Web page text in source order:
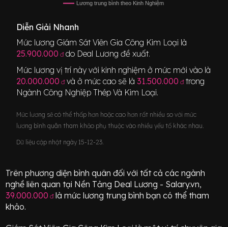
Lương trung bình theo Kinh Nghiệm
Diễn Giải Nhanh
Mức lương Giám Sát Viên Gia Công Kim Loại là
25.900.000 đdo Deal Lương đề xuất.
Mức lương vị trí này với kinh nghiệm ở mức mới vào là
20.000.000 đ và ở mức cao sẽ là31.500.000 đ trong
Ngành Công Nghiệp Thép Và Kim Loại.
Mức lương sẽ có thể thấp hơn hoặc cao hơn rất nhiều so với mức
lương bình quân tham khảo phụ thuộc vào nhiều yếu tố khác nhau.
Dữ liệu cập nhật ngày 15-12-23.
Trên phương diện bình quân đối với tất cả các ngành
nghề liên quan tại Nền Tảng Deal Lương - Salary.vn,
39.000.000 đlà mức lương trung bình bạn có thể tham
khảo.